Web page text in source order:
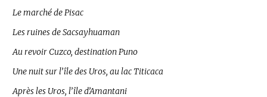
Le marché de Pisac
Les ruines de Sacsayhuaman
Au revoir Cuzco, destination Puno
Une nuit sur l’île des Uros, au lac Titicaca
Après les Uros, l’île d’Amantani